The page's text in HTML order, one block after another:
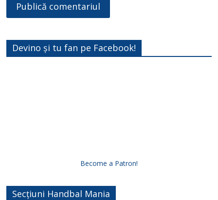
Devino și tu fan pe Facebook!
Become a Patron!
Secțiuni Handbal Mania